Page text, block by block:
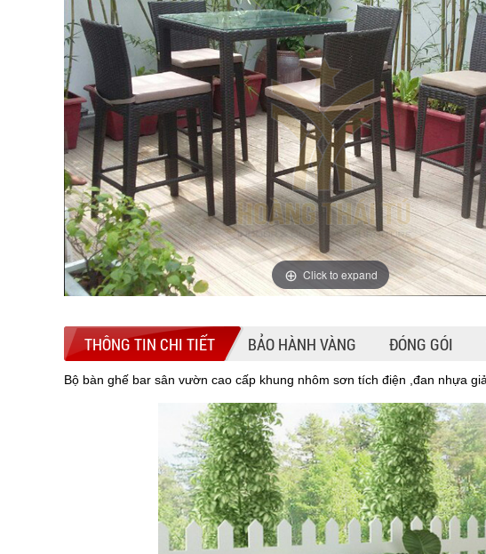
Click to expand
THÔNG TIN CHI TIẾT BẢO HÀNH VÀNG ĐÓNG GÓI
Bộ bàn ghế bar sân vườn cao cấp khung nhôm sơn tích điện ,đan nhựa